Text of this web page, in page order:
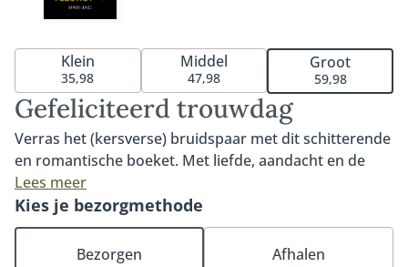
Gefeliciteerd trouwdag
Verras het (kersverse) bruidspaar met dit schitterende
en romantische boeket. Met liefde, aandacht en de
mooiste bloemen van het seizoen samengesteld door
de lokale vakbloemist. Dit boeket is perfect om het
gelukkige bruidspaar te feliciteren met hun trouwdag.
Of ze nu net getrouwd zijn (newly weds) of al jaren
Lees meer
Klein
35,98
Middel
47,98
Groot
59,98
Kies je bezorgmethode
Bezorgen Afhalen